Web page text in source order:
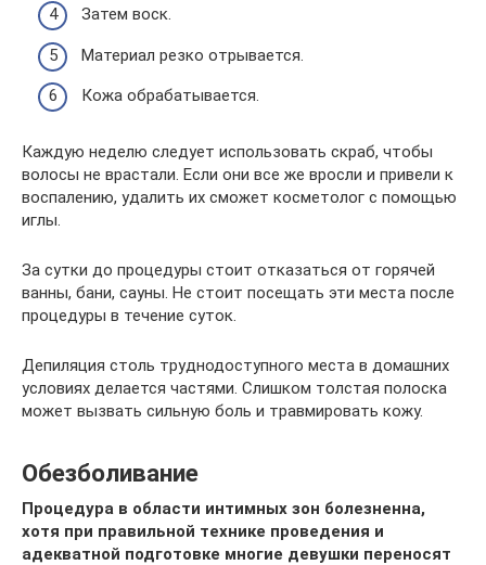
Затем воск.
Материал резко отрывается.
Кожа обрабатывается.
Каждую неделю следует использовать скраб, чтобы
волосы не врастали. Если они все же вросли и привели к
воспалению, удалить их сможет косметолог с помощью
иглы.
За сутки до процедуры стоит отказаться от горячей
ванны, бани, сауны. Не стоит посещать эти места после
процедуры в течение суток.
Депиляция столь труднодоступного места в домашних
условиях делается частями. Слишком толстая полоска
может вызвать сильную боль и травмировать кожу.
Обезболивание
Процедура в области интимных зон болезненна,
хотя при правильной технике проведения и
адекватной подготовке многие девушки переносят